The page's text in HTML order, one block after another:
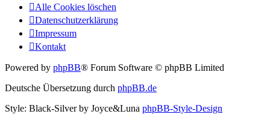
Alle Cookies löschen
Datenschutzerklärung
Impressum
Kontakt
Powered by phpBB® Forum Software © phpBB Limited
Deutsche Übersetzung durch phpBB.de
Style: Black-Silver by Joyce&Luna phpBB-Style-Design